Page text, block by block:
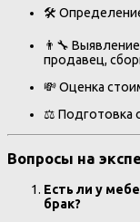
🛠️
👨‍🔧
продавец,
💸 Оценка
⚖️ Подготовка
Вопросы на
Есть ли у
брак?